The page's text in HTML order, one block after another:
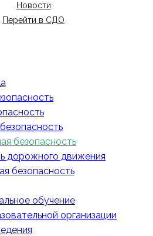
Новости
Перейти в СДО
безопасность
дорожного движения
безопасность
обучение
организации